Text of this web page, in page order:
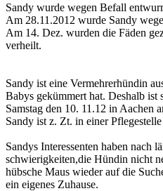
Sandy wurde wegen Befall
Am 28.11.2012 wurde Sandy
Am 14. Dez. wurden die Fäden
verheilt.
Sandy ist eine Vermehrerhündin
Babys gekümmert hat. Deshalb ist
Samstag den 10. 11.12 in Aachen
Sandy ist z. Zt. in einer
Sandys Interessenten haben nach
schwierigkeiten,die Hündin nicht
hübsche Maus wieder auf die
ein eigenes Zuhause.